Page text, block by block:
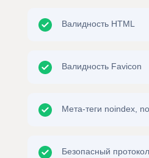
Валидность HTML
Валидность Favicon
Мета-теги noindex,
Безопасный